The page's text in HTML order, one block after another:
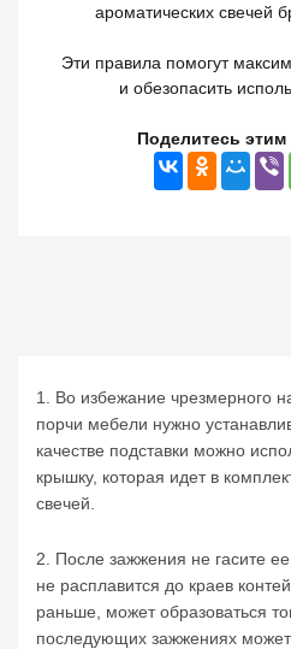
ароматических свечей
Эти правила помогут
и обезопасить
Поделитесь
1. Во избежание чрезмерного
порчи мебели нужно
качестве подставки можно
крышку, которая идет в
свечей.
2. После зажжения не гасите
не расплавится до краев
раньше, может образоваться
последующих зажжениях может